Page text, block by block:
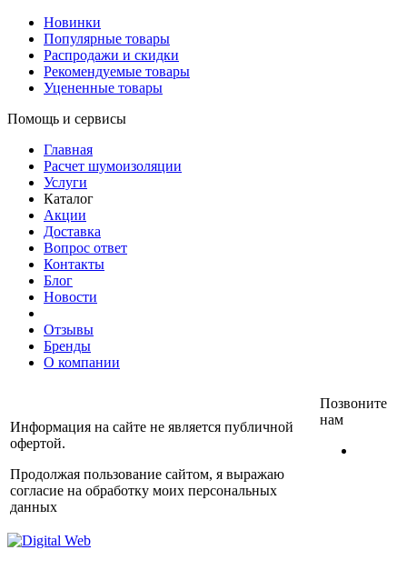
Новинки
Популярные товары
Распродажи и скидки
Рекомендуемые товары
Уцененные товары
Помощь и сервисы
Главная
Расчет шумоизоляции
Услуги
Каталог
Акции
Доставка
Вопрос ответ
Контакты
Блог
Новости
Отзывы
Бренды
О компании
Информация на сайте не является публичной
офертой.
Продолжая пользование сайтом, я выражаю
согласие на обработку моих персональных
данных
Позвоните
нам